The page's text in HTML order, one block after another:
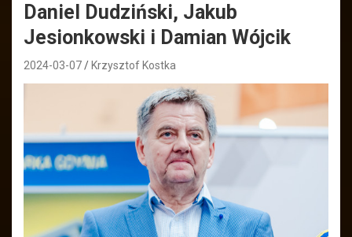
Daniel Dudziński, Jakub
Jesionkowski i Damian Wójcik
2024-03-07 Krzysztof Kostka